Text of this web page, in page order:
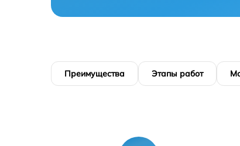
Преимущества Этапы работ